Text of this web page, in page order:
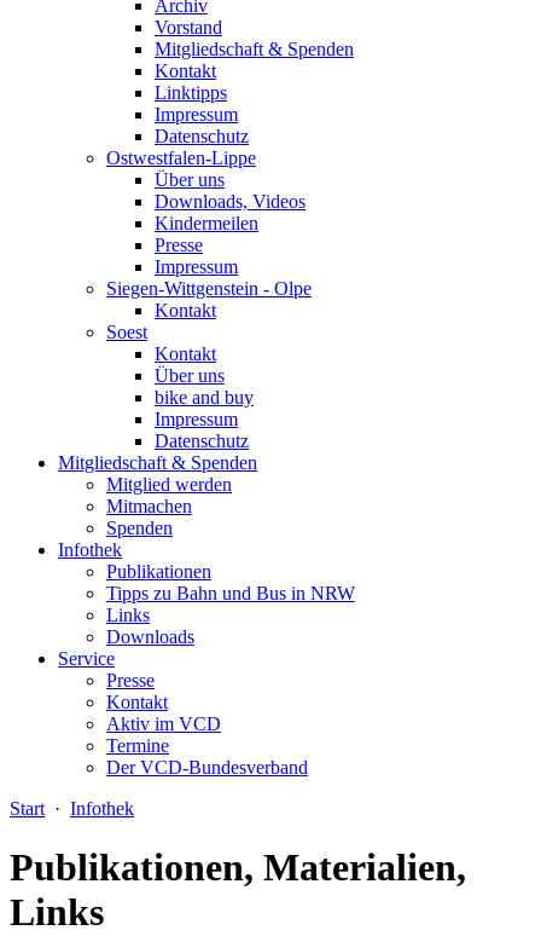
Archiv
Vorstand
Mitgliedschaft & Spenden
Kontakt
Linktipps
Impressum
Datenschutz
Ostwestfalen-Lippe
Über uns
Downloads, Videos
Kindermeilen
Presse
Impressum
Siegen-Wittgenstein - Olpe
Kontakt
Soest
Kontakt
Über uns
bike and buy
Impressum
Datenschutz
Mitgliedschaft & Spenden
Mitglied werden
Mitmachen
Spenden
Infothek
Publikationen
Tipps zu Bahn und Bus in NRW
Links
Downloads
Service
Presse
Kontakt
Aktiv im VCD
Termine
Der VCD-Bundesverband
Start · Infothek
Publikationen, Materialien,
Links